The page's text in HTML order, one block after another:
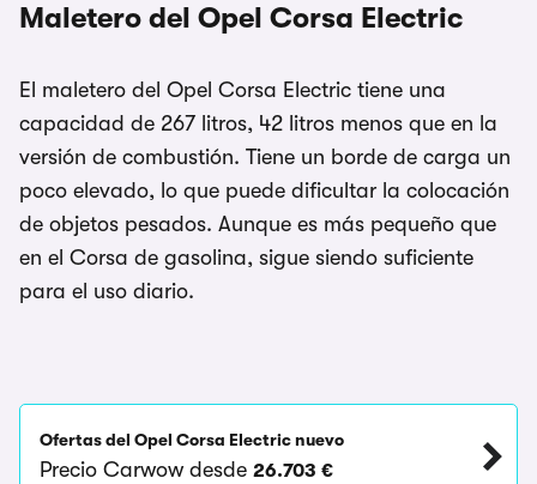
Maletero del Opel Corsa Electric
El maletero del Opel Corsa Electric tiene una
capacidad de 267 litros, 42 litros menos que en la
versión de combustión. Tiene un borde de carga un
poco elevado, lo que puede dificultar la colocación
de objetos pesados. Aunque es más pequeño que
en el Corsa de gasolina, sigue siendo suficiente
para el uso diario.
Ofertas del Opel Corsa Electric nuevo
Precio Carwow desde 26.703 €